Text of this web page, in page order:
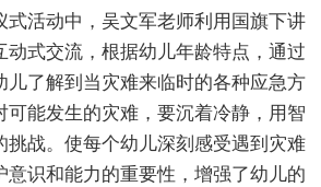
式活动中，吴文军老师利用国旗下讲
动式交流，根据幼儿年龄特点，通过
儿了解到当灾难来临时的各种应急方
可能发生的灾难，要沉着冷静，用智
挑战。使每个幼儿深刻感受遇到灾难
意识和能力的重要性，增强了幼儿的